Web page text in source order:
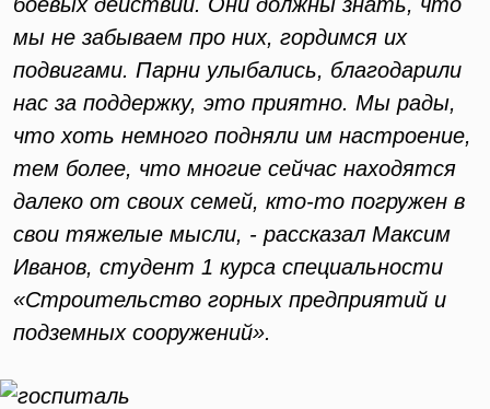
мы не забываем про них, гордимся их
подвигами. Парни улыбались, благодарили
нас за поддержку, это приятно. Мы рады,
что хоть немного подняли им настроение,
тем более, что многие сейчас находятся
далеко от своих семей, кто-то погружен в
свои тяжелые мысли, - рассказал Максим
Иванов, студент 1 курса специальности
«Строительство горных предприятий и
подземных сооружений».